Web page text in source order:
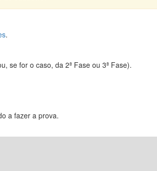
.
se for o caso, da 2ª Fase ou 3ª Fase).
a fazer a prova.